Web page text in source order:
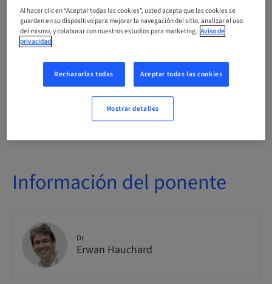
Público
nacional
N.º de curso
Neodent_INIT_IMPLANTO_2_2025
Disponibilidad de plazas
5 disponible
Información del ponente
Dr
Erwan Hauchard
Al hacer clic en “Aceptar todas las cookies”, usted acepta que las cookies se
guarden en su dispositivo para mejorar la navegación del sitio, analizar el uso
del mismo, y colaborar con nuestros estudios para marketing. Aviso de
privacidad
Rechazarlas todas Aceptar todas las cookies
Mostrar detalles